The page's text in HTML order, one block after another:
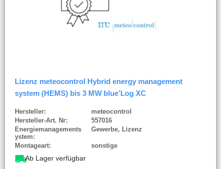
Lizenz meteocontrol Hybrid energy management
system (HEMS) bis 3 MW blue’Log XC
Hersteller:
meteocontrol
Hersteller-Art. Nr:
557016
Energiemanagements
ystem:
Gewerbe, Lizenz
Montageart: sonstige
Ab Lager verfügbar